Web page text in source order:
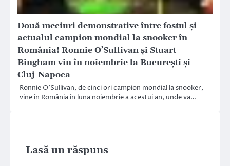
Două meciuri demonstrative între fostul și
actualul campion mondial la snooker în
România! Ronnie O’Sullivan și Stuart
Bingham vin în noiembrie la București și
Cluj-Napoca
Ronnie O’Sullivan, de cinci ori campion mondial la snooker,
vine în România în luna noiembrie a acestui an, unde va…
Lasă un răspuns